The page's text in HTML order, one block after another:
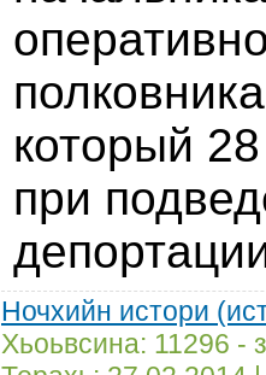
который
при
Ночхийн истори
Хьоьвсина: 11296 -